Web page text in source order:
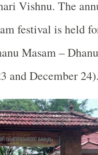
Vishnu. The
festival is held
Masam –
and December 24).